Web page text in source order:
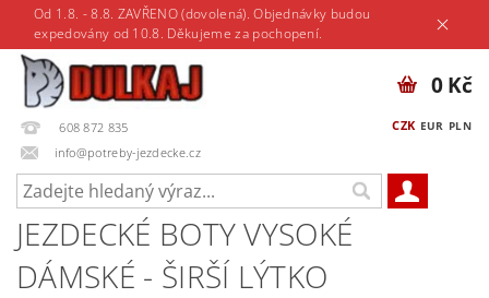
Od 1.8. - 8.8. ZAVŘENO (dovolená). Objednávky budou
expedovány od 10.8. Děkujeme za pochopení.
608 872 835
info@potreby-jezdecke.cz
CZK EUR PLN
0 Kč
JEZDECKÉ BOTY VYSOKÉ
DÁMSKÉ - ŠIRŠÍ LÝTKO